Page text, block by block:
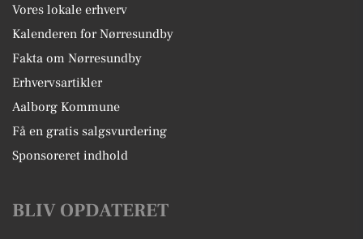
Vores lokale erhverv
Kalenderen for Nørresundby
Fakta om Nørresundby
Erhvervsartikler
Aalborg Kommune
Få en gratis salgsvurdering
Sponsoreret indhold
BLIV OPDATERET